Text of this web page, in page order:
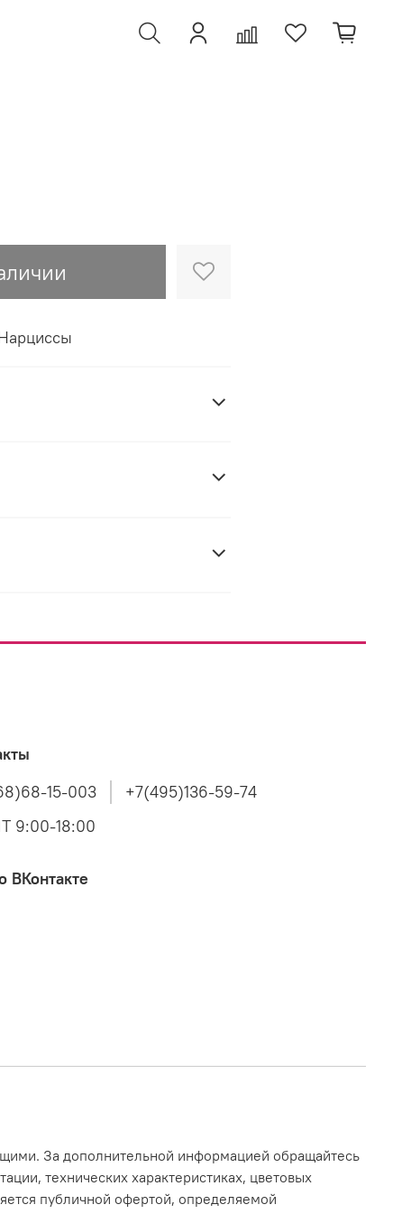
15-003
+7(495)136-59-74
9:00-18:00
ВКонтакте
За дополнительной информацией обращайтесь
технических характеристиках, цветовых
публичной офертой, определяемой